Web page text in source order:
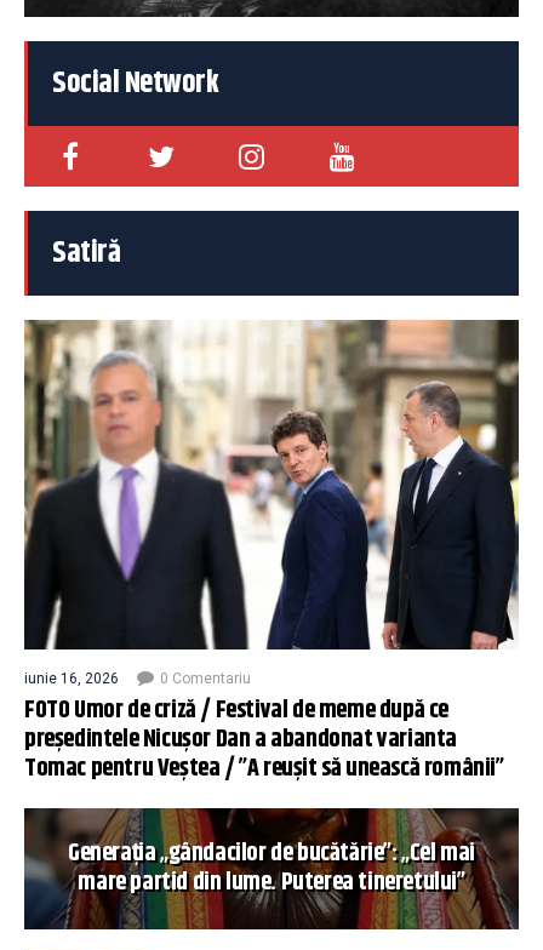
Social Network
Satiră
iunie 16, 2026 0 Comentariu
FOTO Umor de criză / Festival de meme după ce
președintele Nicușor Dan a abandonat varianta
Tomac pentru Veștea / ”A reușit să unească românii”
Generația „gândacilor de bucătărie”: „Cel mai
mare partid din lume. Puterea tineretului”